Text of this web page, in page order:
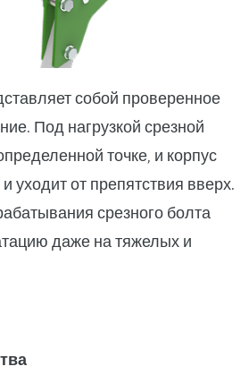
собой проверенное
Под нагрузкой срезной
точке, и корпус
уходит от препятствия вверх.
срезного болта
даже на тяжелых и